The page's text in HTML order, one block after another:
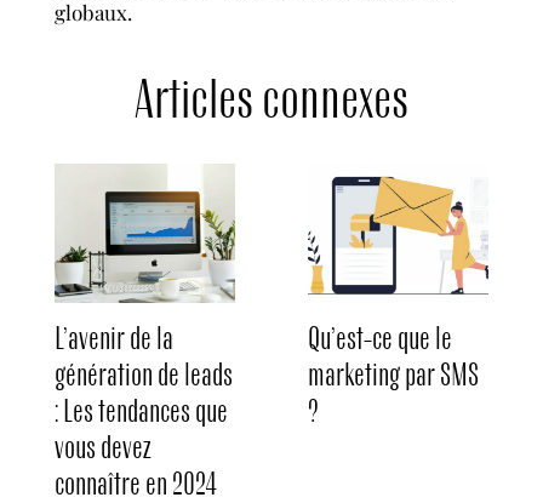
globaux.
Articles connexes
L’avenir de la
génération de leads
: Les tendances que
vous devez
connaître en 2024
Qu’est-ce que le
marketing par SMS
?